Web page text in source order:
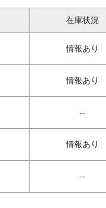
在庫状況
情報あり
情報あり
--
情報あり
--